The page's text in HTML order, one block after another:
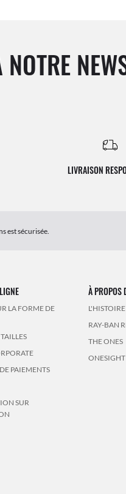
LIVRAISON
est sécurisée.
LA FORME DE
PAIEMENTS
SUR
À PROPOS
RAY-BAN
THE ONES
ONESIGHT